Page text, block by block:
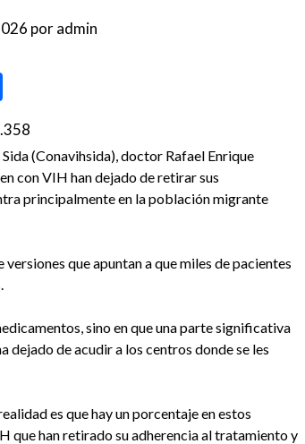
poradmin
(Conavihsida), doctor Rafael Enrique
con VIH han dejado de retirar sus
principalmente en la población migrante
que apuntan a que miles de pacientes
sino en que una parte significativa
dejado de acudir a los centros donde se les
es que hay un porcentaje en estos
que han retirado su adherencia al tratamiento y